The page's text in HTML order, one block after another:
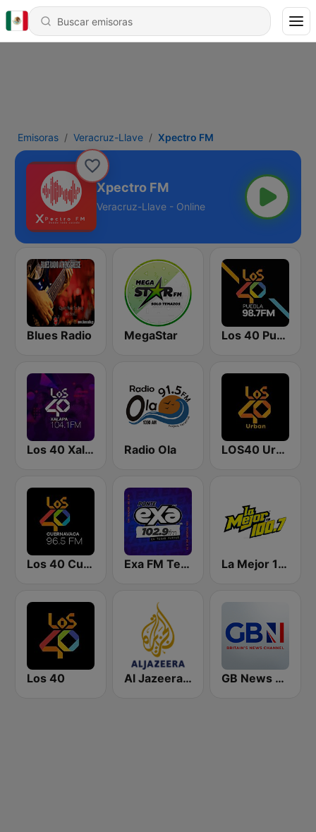
Emisoras Veracruz-Llave Xpectro FM
Xpectro FM
Veracruz-Llave - Online
Blues Radio MegaStar Los 40 Puebla
Los 40 Xalapa Radio Ola LOS40 Urban
Los 40 Cuernavaca Exa FM Tehuacán La Mejor 100.7 FM
Los 40 Al Jazeera Arabic (قناة الجزيرة) GB News Radio